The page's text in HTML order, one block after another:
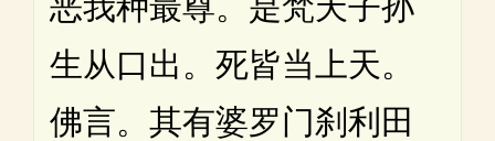
生从口出。死皆当上天。
佛言。其有婆罗门刹利田